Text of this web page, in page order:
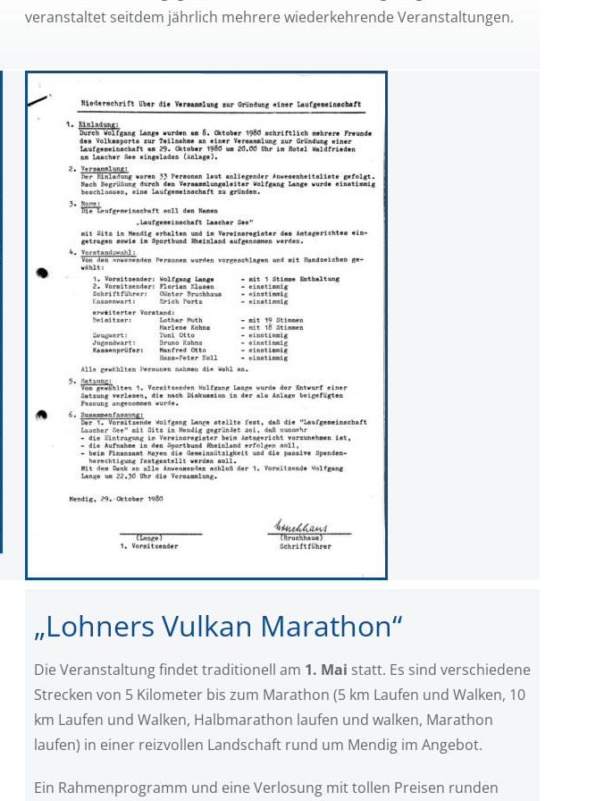
veranstaltet seitdem jährlich mehrere wiederkehrende Veranstaltungen.
„Lohners Vulkan Marathon“
Die Veranstaltung findet traditionell am 1. Mai statt. Es sind verschiedene
Strecken von 5 Kilometer bis zum Marathon (5 km Laufen und Walken, 10
km Laufen und Walken, Halbmarathon laufen und walken, Marathon
laufen) in einer reizvollen Landschaft rund um Mendig im Angebot.
Ein Rahmenprogramm und eine Verlosung mit tollen Preisen runden